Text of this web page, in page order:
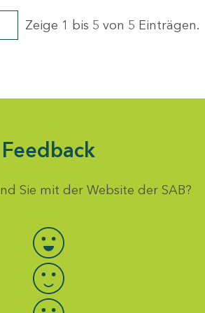
Zeige 1 bis 5 von 5 Einträgen.
Feedback
Sie mit der Website der SAB?
Bewertung auswählen